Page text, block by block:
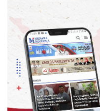
Hukum & HAM
Ekonomi
Pendidikan
Kesehatan
Lingkungan